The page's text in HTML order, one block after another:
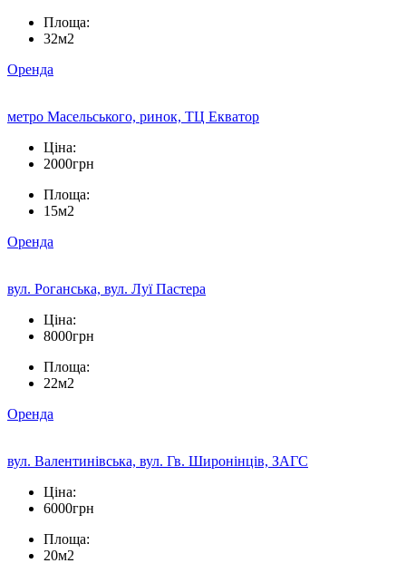
Площа:
32м2
Оренда
метро Масельського, ринок, ТЦ Екватор
Ціна:
2000грн
Площа:
15м2
Оренда
вул. Роганська, вул. Луї Пастера
Ціна:
8000грн
Площа:
22м2
Оренда
вул. Валентинівська, вул. Гв. Широнінців, ЗАГС
Ціна:
6000грн
Площа:
20м2